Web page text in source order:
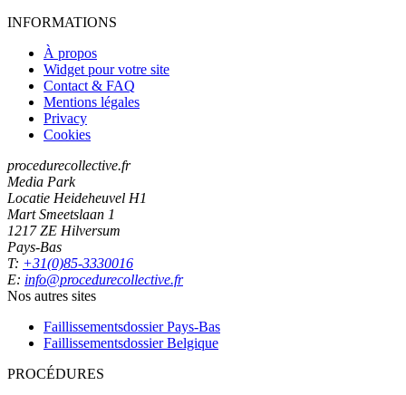
INFORMATIONS
À propos
Widget pour votre site
Contact & FAQ
Mentions légales
Privacy
Cookies
procedurecollective.fr
Media Park
Locatie Heideheuvel H1
Mart Smeetslaan 1
1217 ZE Hilversum
Pays-Bas
T: +31(0)85-3330016
E: info@procedurecollective.fr
Nos autres sites
Faillissementsdossier Pays-Bas
Faillissementsdossier Belgique
PROCÉDURES